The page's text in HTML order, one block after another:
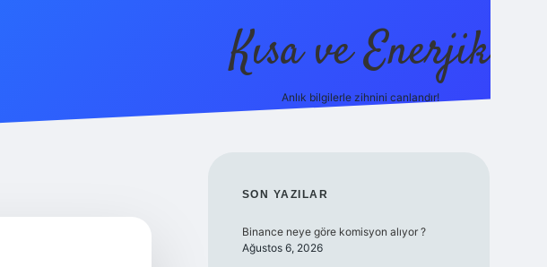
Kısa ve Enerjik
Anlık bilgilerle zihnini canlandır!
SIDEBAR
SON YAZILAR
Binance neye göre komisyon alıyor ?
Ağustos 6, 2026